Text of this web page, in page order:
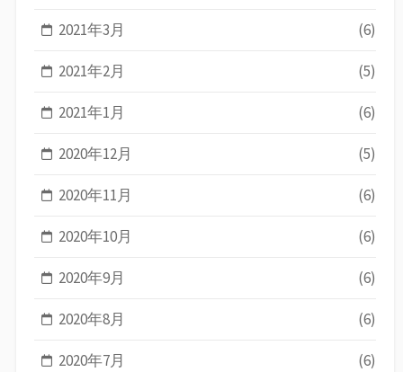
2021年3月 (6)
2021年2月 (5)
2021年1月 (6)
2020年12月 (5)
2020年11月 (6)
2020年10月 (6)
2020年9月 (6)
2020年8月 (6)
2020年7月 (6)